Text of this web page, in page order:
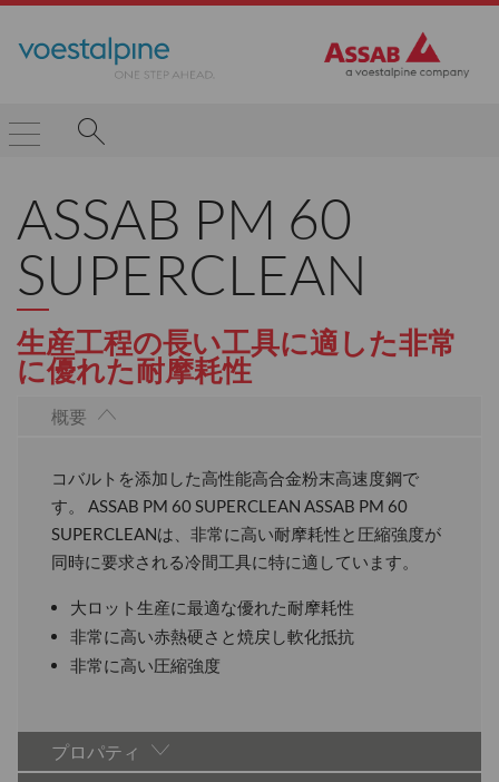
ASSAB PM 60
SUPERCLEAN
生産工程の長い工具に適した非常
に優れた耐摩耗性
概要
コバルトを添加した高性能高合金粉末高速度鋼で
す。 ASSAB PM 60 SUPERCLEAN ASSAB PM 60
SUPERCLEANは、非常に高い耐摩耗性と圧縮強度が
同時に要求される冷間工具に特に適しています。
大ロット生産に最適な優れた耐摩耗性
非常に高い赤熱硬さと焼戻し軟化抵抗
非常に高い圧縮強度
プロパティ